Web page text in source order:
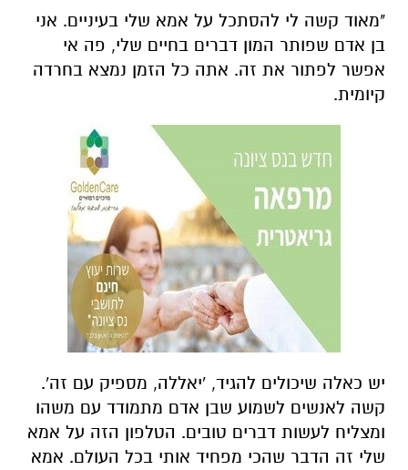
"מאוד קשה לי להסתכל על אמא שלי בעיניים. אני
בן אדם שפותר המון דברים בחיים שלי, פה אי
אפשר לפתור את זה. אתה כל הזמן נמצא בחרדה
קיומית.
יש כאלה שיכולים להגיד, 'יאללה, מספיק עם זה'.
קשה לאנשים לשמוע שבן אדם מתמודד עם משהו
ומצליח לעשות דברים טובים. הטלפון הזה על אמא
שלי זה הדבר שהכי מפחיד אותי בכל העולם. אמא